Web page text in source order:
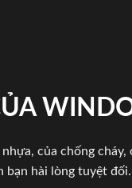
của chống
bạn hài lòng tuyệt đối.